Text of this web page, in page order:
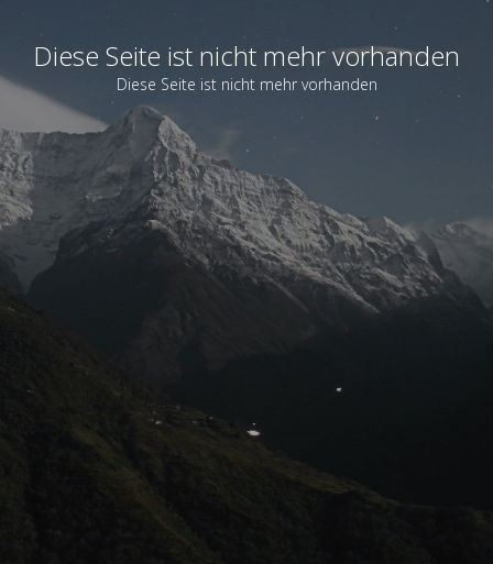
Diese Seite ist nicht mehr vorhanden
Diese Seite ist nicht mehr vorhanden